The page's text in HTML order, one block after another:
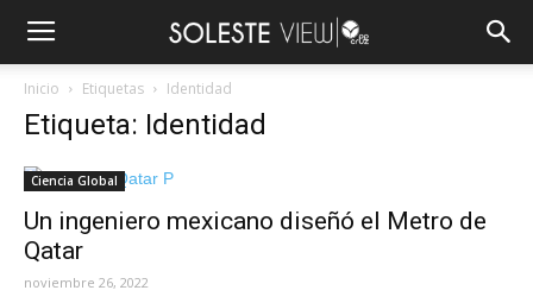
Inicio Etiquetas Identidad
Etiqueta: Identidad
Ciencia Global
Un ingeniero mexicano diseñó el Metro de
Qatar
noviembre 26, 2022